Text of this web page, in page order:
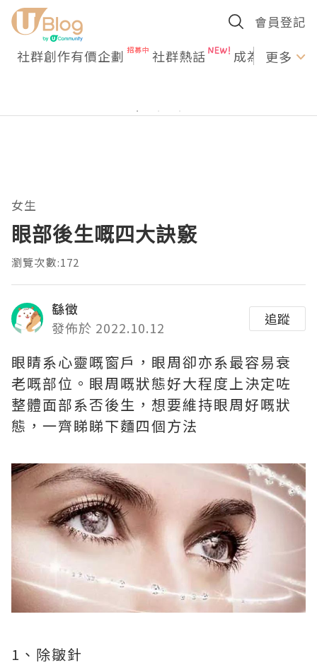
會員登記
社群創作有價企劃 社群熱話 成為U更多
女生
眼部後生嘅四大訣竅
瀏覽次數:172
繇徵
發佈於 2022.10.12
追蹤
眼睛系心靈嘅窗戶，眼周卻亦系最容易衰
老嘅部位。眼周嘅狀態好大程度上決定咗
整體面部系否後生，想要維持眼周好嘅狀
態，一齊睇睇下麵四個方法
1、除皺針